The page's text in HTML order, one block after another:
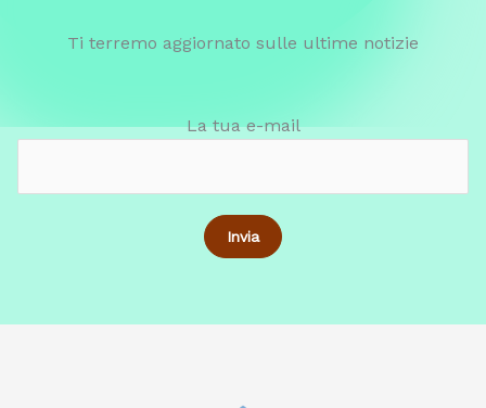
Ti terremo aggiornato sulle ultime notizie
La tua e-mail